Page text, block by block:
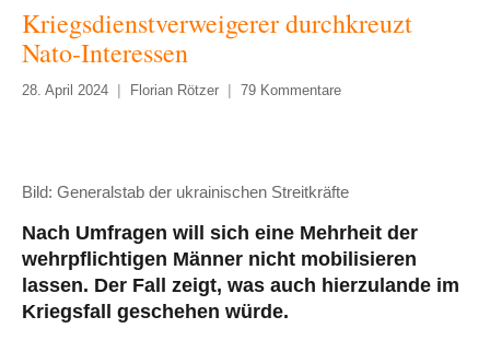
Kriegsdienstverweigerer durchkreuzt
Nato-Interessen
28. April 2024 Florian Rötzer 79 Kommentare
Bild: Generalstab der ukrainischen Streitkräfte
Nach Umfragen will sich eine Mehrheit der
wehrpflichtigen Männer nicht mobilisieren
lassen. Der Fall zeigt, was auch hierzulande im
Kriegsfall geschehen würde.